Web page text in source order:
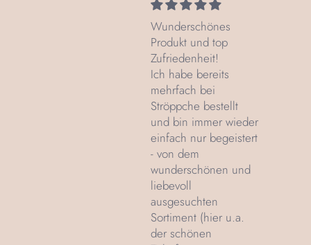
Wunderschönes
Produkt und top
Zufriedenheit!
Ich habe bereits
mehrfach bei
Ströppche bestellt
und bin immer wieder
einfach nur begeistert
- von dem
wunderschönen und
liebevoll
ausgesuchten
Sortiment (hier u.a.
der schönen